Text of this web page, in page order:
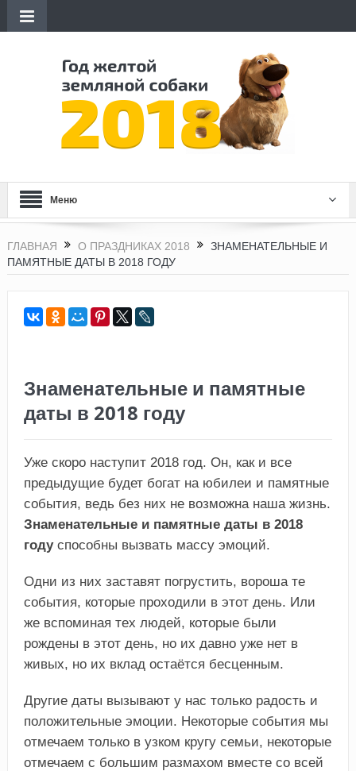
Меню
ГЛАВНАЯ О ПРАЗДНИКАХ 2018
ЗНАМЕНАТЕЛЬНЫЕ И
ПАМЯТНЫЕ ДАТЫ В 2018 ГОДУ
Знаменательные и памятные
даты в 2018 году
Уже скоро наступит 2018 год. Он, как и все
предыдущие будет богат на юбилеи и памятные
события, ведь без них не возможна наша жизнь.
Знаменательные и памятные даты в 2018
годуспособны вызвать массу эмоций.
Одни из них заставят погрустить, вороша те
события, которые проходили в этот день. Или
же вспоминая тех людей, которые были
рождены в этот день, но их давно уже нет в
живых, но их вклад остаётся бесценным.
Другие даты вызывают у нас только радость и
положительные эмоции. Некоторые события мы
отмечаем только в узком кругу семьи, некоторые
отмечаем с большим размахом вместе со всей